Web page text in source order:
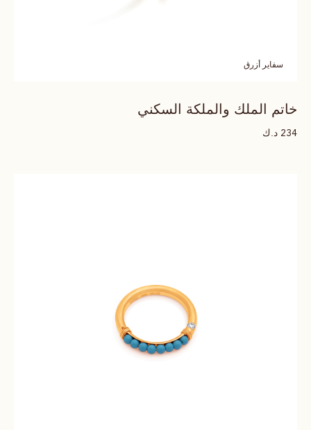
سفاير أزرق
خاتم الملك والملكة السكني
234 د.ك